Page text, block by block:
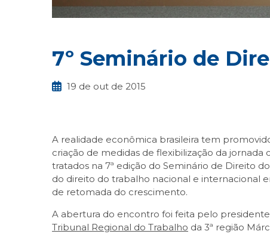
7º Seminário de
19 de out de 2015
A realidade econômica brasileira tem
criação de medidas de flexibilização da
tratados na 7ª edição do Seminário de Direito
do direito do trabalho nacional e internacional
de retomada do crescimento.
A abertura do encontro foi feita pelo presidente
Tribunal Regional do Trabalho da 3ª região